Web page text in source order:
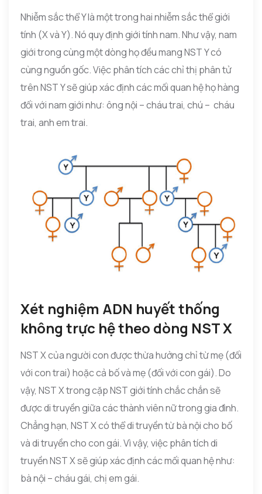
Nhiễm sắc thể Y là một trong hai nhiễm sắc thể giới
tính (X và Y). Nó quy định giới tính nam. Như vậy, nam
giới trong cùng một dòng họ đều mang NST Y có
cùng nguồn gốc. Việc phân tích các chỉ thị phân tử
trên NST Y sẽ giúp xác định các mối quan hệ họ hàng
đối với nam giới như: ông nội – cháu trai, chú – cháu
trai, anh em trai.
Xét nghiệm ADN huyết thống
không trực hệ theo dòng NST X
NST X của người con được thừa hưởng chỉ từ mẹ (đối
với con trai) hoặc cả bố và mẹ (đối với con gái). Do
vậy, NST X trong cặp NST giới tính chắc chắn sẽ
được di truyền giữa các thành viên nữ trong gia đình.
Chẳng hạn, NST X có thể di truyền từ bà nội cho bố
và di truyền cho con gái. Vì vậy, việc phân tích di
truyền NST X sẽ giúp xác định các mối quan hệ như:
bà nội – cháu gái, chị em gái.